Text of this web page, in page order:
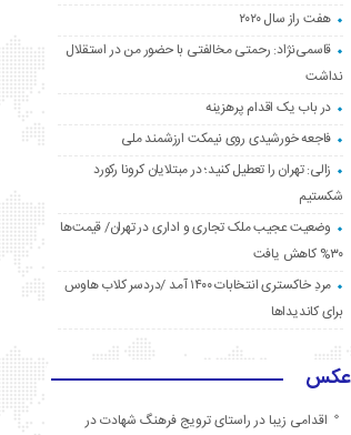
هفت راز سال ۲۰۲۰
قاسمی‌نژاد: رحمتی مخالفتی با حضور من در استقلال
نداشت
در باب یک اقدام پرهزینه
فاجعه خورشیدی روی نیمکت ارزشمند ملی
زالی: تهران را تعطیل کنید؛ در مبتلایان کرونا رکورد
شکستیم
وضعیت عجیب ملک تجاری و اداری در تهران/ قیمت‌ها
۳۰% کاهش یافت
مردِ خاکستری انتخابات ۱۴۰۰ آمد /دردسر کلاب هاوس
برای کاندیداها
عکس
اقدامی زیبا در راستای ترویج فرهنگ شهادت در